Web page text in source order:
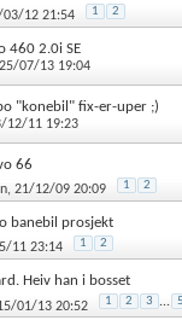
03/12 21:54 1 2
460 2.0i SE
07/13 19:04
"konebil" fix-er-uper ;)
12/11 19:23
66
, 21/12/09 20:09 1 2
banebil prosjekt
11 23:14 1 2
Heiv han i bosset
01/13 20:52 1 2 3 ... 5